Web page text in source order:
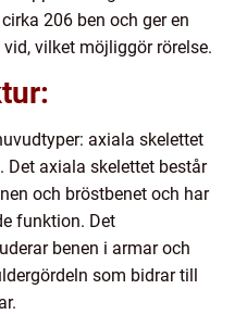
206 ben och ger en
vilket möjliggör rörelse.
axiala skelettet
Det axiala skelettet består
och bröstbenet och har
funktion. Det
benen i armar och
som bidrar till